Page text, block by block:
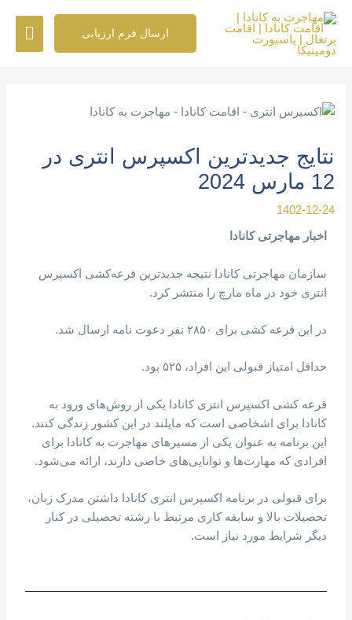
محتوا
ارسال فرم ارزیابی
نتایج جدیدترین اکسپرس انتری در
12 مارس 2024
1402-12-24
اخبار مهاجرتی کانادا
سازمان مهاجرتی کانادا نتیجه جدیدترین قرعه‌کشی اکسپرس
انتری خود در ماه مارچ را منتشر کرد.
در این قرعه کشی برای ۲۸۵۰ نفر دعوت نامه ارسال شد.
حداقل امتیاز قبولی این افراد، ۵۲۵ بود.
قرعه کشی اکسپرس انتری کانادا یکی از روش‌های ورود به
کانادا برای اشخاصی است که مایلند در این کشور زندگی کنند.
این برنامه به عنوان یکی از مسیرهای مهاجرت به کانادا برای
افرادی که مهارت‌ها و توانایی‌های خاصی دارند، ارائه می‌شود.
برای قبولی در برنامه اکسپرس انتری کانادا داشتن مدرک زبان،
تحصیلات بالا و سابقه کاری مرتبط با رشته تحصیلی در کنار
دیگر شرایط مورد نیاز است.